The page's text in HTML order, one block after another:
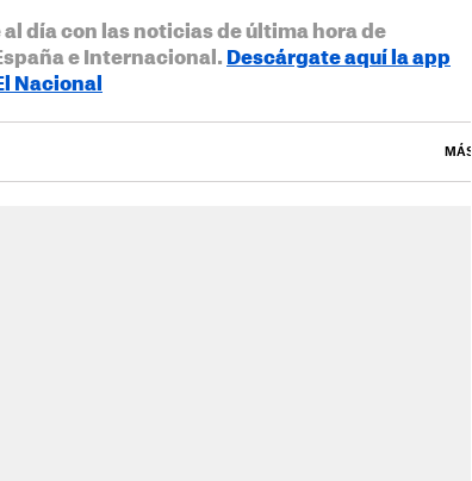
al día con las noticias de última hora de
e Internacional. Descárgate aquí la app
Nacional
MÁS